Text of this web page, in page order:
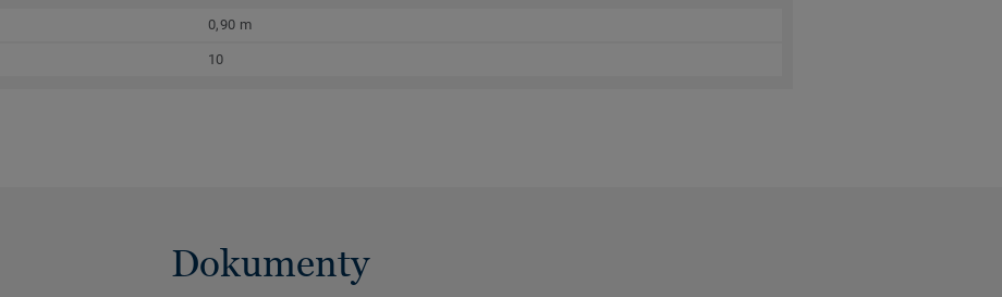
0,90 m
10
Dokumenty